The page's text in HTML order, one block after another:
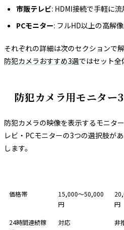
市販テレビ: HDMI接続で手軽に
PCモニター: フルHD以上の高解
それぞれの詳細は次のセクションで解
防犯カメラおすすめ3選ではセット全
防犯カメラ用モニター
防犯カメラの映像を表示するモニタ
レビ・PCモニターの3つの選択肢が
します。
価格帯
15,000〜50,000
円
円
24時間連続稼
対応 非